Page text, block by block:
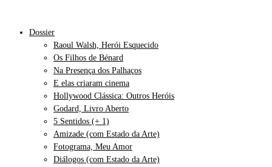
Dossier
Raoul Walsh, Herói Esquecido
Os Filhos de Bénard
Na Presença dos Palhaços
E elas criaram cinema
Hollywood Clássica: Outros Heróis
Godard, Livro Aberto
5 Sentidos (+ 1)
Amizade (com Estado da Arte)
Fotograma, Meu Amor
Diálogos (com Estado da Arte)